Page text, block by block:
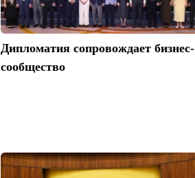
Дипломатия сопровождает бизнес-
сообщество